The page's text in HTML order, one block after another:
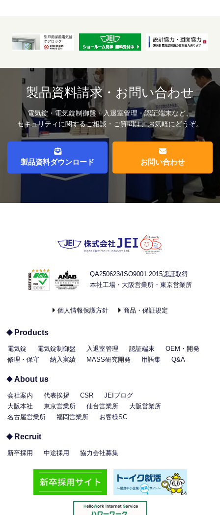
製品資料請求・お問い合わせ
電気錠・電気錠制御盤・入退室管理・認証端末など、
セキュリティに関するご相談・ご質問は、お気軽にどうぞ。
製品資料ダウンロード お問い合わせ
QA250623/ISO9001:2015認証取得
本社工場・大阪営業所・東京営業所
個人情報保護方針 商品・保証規定
Products
電気錠 電気錠制御盤 入退室管理 認証端末
OEM・開発
修理・保守
納入実績 MASS研究開発 用語集 Q&A
About us
会社案内 代表挨拶 CSR
JEIブログ
大阪本社
東京営業所 仙台営業所
大阪営業所
名古屋営業所
福岡営業所 お客様SC
Recruit
新卒採用 中途採用 協力会社募集